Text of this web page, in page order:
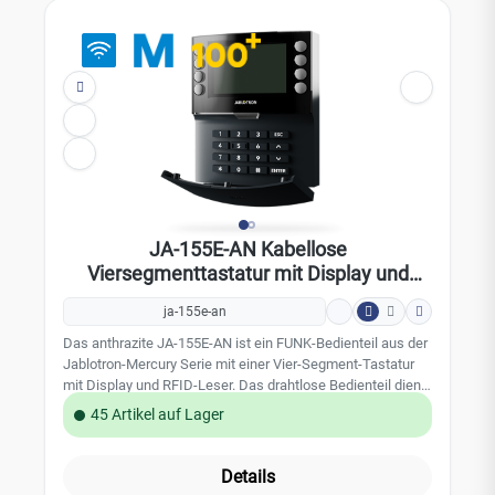
Alkalibatterien, Typ: AA (LR6) 1,5 V Batterielebensdauer: 1
bis 2 Jahre LowBatt-Status: < 4,5 V Maximaler
Stromverbrauch: 115 mA Kommunikation: 868,1 MHz,
JABLOTRON-Protokoll Maximale Hochfrequenzleistung
(ERP): < 25 mW Kommunikationsreichweite: ca. 200 Meter
(Freifläche) RFID-Frequenz: 125 kHz Abmessungen: 110 x
136 x 33 mm Gewicht: 285 g Zertifizierung:
Sicherheitsstufe 2 / Umweltklasse II (gemäß EN 50131-1)
JA-155E-AN Kabellose
Viersegmenttastatur mit Display und
RFID-Leser - anthrazit
ja-155e-an
Das anthrazite JA-155E-AN ist ein FUNK-Bedienteil aus der
Jablotron-Mercury Serie mit einer Vier-Segment-Tastatur
mit Display und RFID-Leser. Das drahtlose Bedienteil dient
zur Steuerung und Anzeige von Systemstatusanzeigen.
Das Zugangsmodul ist mit vier Segementen ausgestattet;
angezeigt. Kompatibel ist das Bedienteil mit den Zentralen
45 Artikel auf Lager
Details